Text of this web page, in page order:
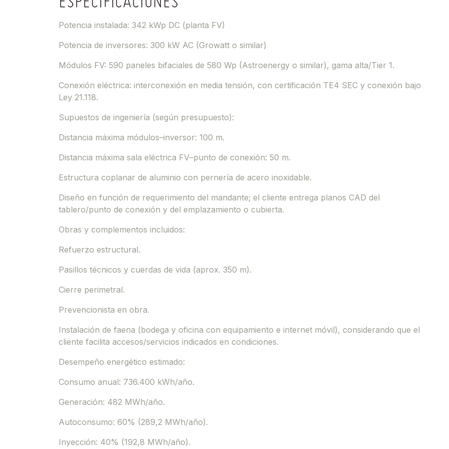
Potencia instalada: 342 kWp DC (planta FV)
Potencia de inversores: 300 kW AC (Growatt o similar)
Módulos FV: 590 paneles bifaciales de 580 Wp (Astroenergy o similar), gama alta/Tier 1.
Conexión eléctrica: interconexión en media tensión, con certificación TE4 SEC y conexión bajo
Ley 21.118.
Supuestos de ingeniería (según presupuesto):
Distancia máxima módulos–inversor: 100 m.
Distancia máxima sala eléctrica FV–punto de conexión: 50 m.
Estructura coplanar de aluminio con pernería de acero inoxidable.
Diseño en función de requerimiento del mandante; el cliente entrega planos CAD del
tablero/punto de conexión y del emplazamiento o cubierta.
Obras y complementos incluidos:
Refuerzo estructural.
Pasillos técnicos y cuerdas de vida (aprox. 350 m).
Cierre perimetral.
Prevencionista en obra.
Instalación de faena (bodega y oficina con equipamiento e internet móvil), considerando que el
cliente facilita accesos/servicios indicados en condiciones.
Desempeño energético estimado:
Consumo anual: 736.400 kWh/año.
Generación: 482 MWh/año.
Autoconsumo: 60% (289,2 MWh/año).
Inyección: 40% (192,8 MWh/año).